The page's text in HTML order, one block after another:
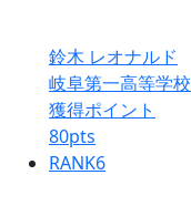
鈴木 レオナルド
岐阜第一高等学校
獲得ポイント
80pts
RANK6